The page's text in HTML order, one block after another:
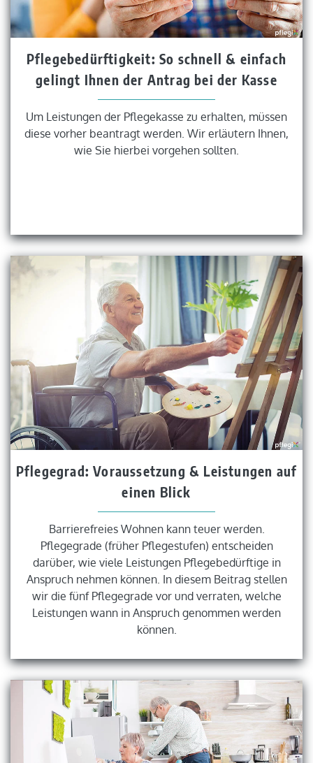
Pflegebedürftigkeit: So schnell & einfach
gelingt Ihnen der Antrag bei der Kasse
Um Leistungen der Pflegekasse zu erhalten, müssen
diese vorher beantragt werden. Wir erläutern Ihnen,
wie Sie hierbei vorgehen sollten.
Pflegegrad: Voraussetzung & Leistungen auf
einen Blick
Barrierefreies Wohnen kann teuer werden.
Pflegegrade (früher Pflegestufen) entscheiden
darüber, wie viele Leistungen Pflegebedürftige in
Anspruch nehmen können. In diesem Beitrag stellen
wir die fünf Pflegegrade vor und verraten, welche
Leistungen wann in Anspruch genommen werden
können.